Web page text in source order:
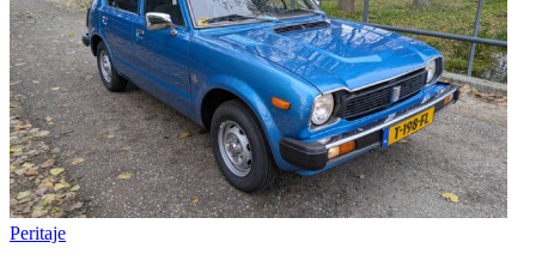
Peritaje